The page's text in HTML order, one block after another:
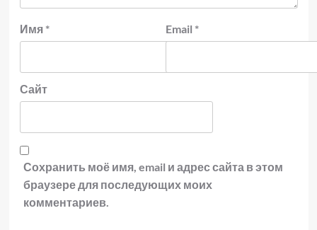
Имя * Email *
Сайт
Сохранить моё имя, email и адрес сайта в этом
браузере для последующих моих
комментариев.